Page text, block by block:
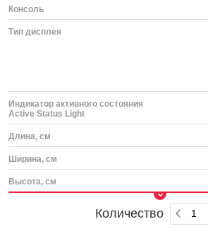
Консоль
Тип дисплея
Индикатор активного состояния
Active Status Light
Длина, см
Ширина, см
Высота, см
Количество